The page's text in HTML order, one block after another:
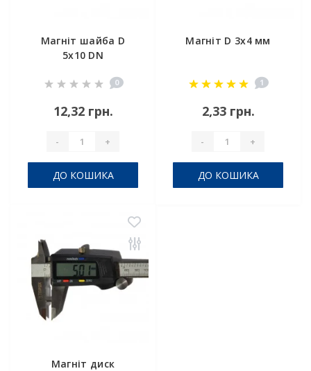
Магніт шайба D
5x10 DN
0
12,32 грн.
- +
ДО КОШИКА
Магніт D 3х4 мм
1
2,33 грн.
- +
ДО КОШИКА
Магніт диск